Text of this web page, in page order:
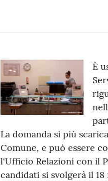
Contenuto
È
La domanda si più
Comune, e può essere
l'Ufficio Relazioni con il
candidati si svolgerà il 18